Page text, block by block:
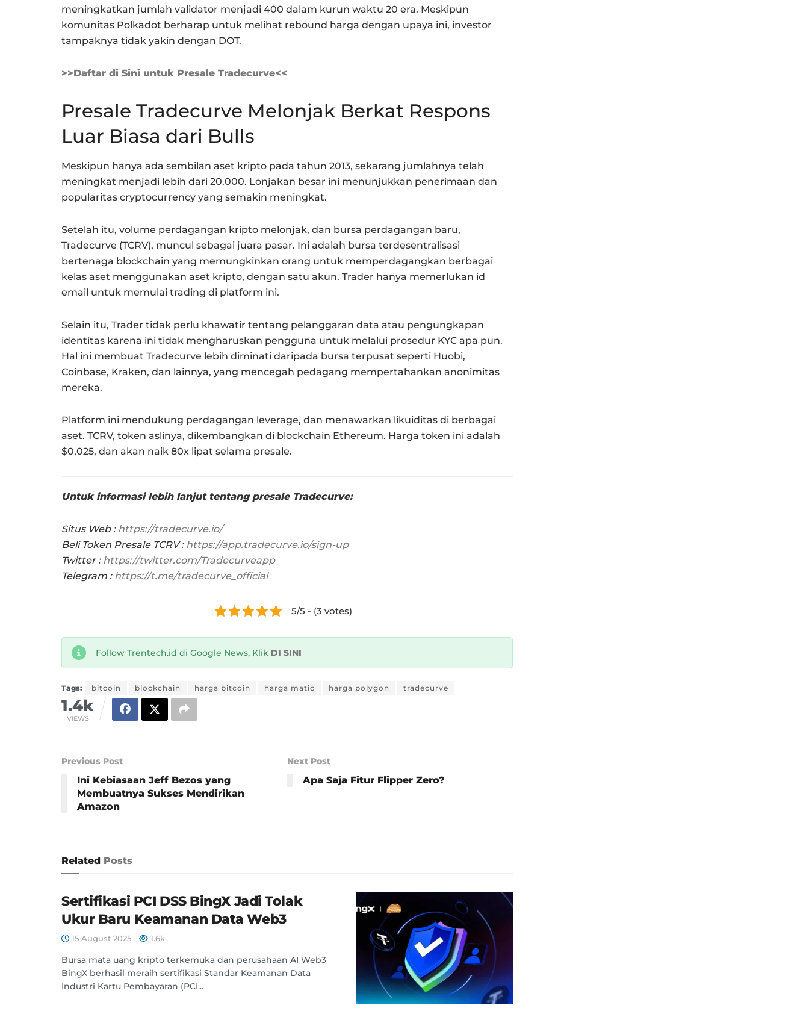
meningkatkan jumlah validator menjadi 400 dalam kurun waktu 20 era. Meskipun
komunitas Polkadot berharap untuk melihat rebound harga dengan upaya ini, investor
tampaknya tidak yakin dengan DOT.
>>Daftar di Sini untuk Presale Tradecurve<<
Presale Tradecurve Melonjak Berkat Respons
Luar Biasa dari Bulls
Meskipun hanya ada sembilan aset kripto pada tahun 2013, sekarang jumlahnya telah
meningkat menjadi lebih dari 20.000. Lonjakan besar ini menunjukkan penerimaan dan
popularitas cryptocurrency yang semakin meningkat.
Setelah itu, volume perdagangan kripto melonjak, dan bursa perdagangan baru,
Tradecurve (TCRV), muncul sebagai juara pasar. Ini adalah bursa terdesentralisasi
bertenaga blockchain yang memungkinkan orang untuk memperdagangkan berbagai
kelas aset menggunakan aset kripto, dengan satu akun. Trader hanya memerlukan id
email untuk memulai trading di platform ini.
Selain itu, Trader tidak perlu khawatir tentang pelanggaran data atau pengungkapan
identitas karena ini tidak mengharuskan pengguna untuk melalui prosedur KYC apa pun.
Hal ini membuat Tradecurve lebih diminati daripada bursa terpusat seperti Huobi,
Coinbase, Kraken, dan lainnya, yang mencegah pedagang mempertahankan anonimitas
mereka.
Platform ini mendukung perdagangan leverage, dan menawarkan likuiditas di berbagai
aset. TCRV, token aslinya, dikembangkan di blockchain Ethereum. Harga token ini adalah
$0,025, dan akan naik 80x lipat selama presale.
Untuk informasi lebih lanjut tentang presale Tradecurve:
Situs Web :https://tradecurve.io/
Beli Token Presale TCRV : https://app.tradecurve.io/sign-up
Twitter : https://twitter.com/Tradecurveapp
Telegram : https://t.me/tradecurve_official
5/5 - (3 votes)
Follow Trentech.id di Google News, Klik DI SINI
Tags: bitcoin blockchain harga bitcoin harga matic harga polygon tradecurve
1.4k
VIEWS
Previous Post
Ini Kebiasaan Jeff Bezos yang
Membuatnya Sukses Mendirikan
Amazon
Next Post
Apa Saja Fitur Flipper Zero?
Related Posts
Sertifikasi PCI DSS BingX Jadi Tolak
Ukur Baru Keamanan Data Web3
15 August 2025 1.6k
Bursa mata uang kripto terkemuka dan perusahaan AI Web3
BingX berhasil meraih sertifikasi Standar Keamanan Data
Industri Kartu Pembayaran (PCI...